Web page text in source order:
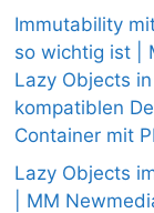
Immutability
so wichtig ist |
Lazy Objects in
kompatiblen
Container mit
Lazy Objects
| MM